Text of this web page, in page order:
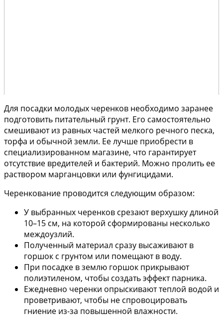
Для посадки молодых черенков необходимо заранее
подготовить питательный грунт. Его самостоятельно
смешивают из равных частей мелкого речного песка,
торфа и обычной земли. Ее лучше приобрести в
специализированном магазине, что гарантирует
отсутствие вредителей и бактерий. Можно пролить ее
раствором марганцовки или фунгицидами.
Черенкование проводится следующим образом:
У выбранных черенков срезают верхушку длиной
10–15 см, на которой сформированы несколько
междоузлий.
Полученный материал сразу высаживают в
горшок с грунтом или помещают в воду.
При посадке в землю горшок прикрывают
полиэтиленом, чтобы создать эффект парника.
Ежедневно черенки опрыскивают теплой водой и
проветривают, чтобы не спровоцировать
гниение из-за повышенной влажности.